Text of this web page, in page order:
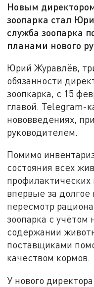
Новым
зоопарка стал
служба зоопарка
планами нового
Юрий Журавлёв,
обязанности
зоопкарка, с 15
главой. Telegram-
нововведениях,
руководителем.
Помимо
состояния всех
впервые за
пересмотр
зоопарка с учётом
содержании
поставщиками
качеством кормов.
У нового